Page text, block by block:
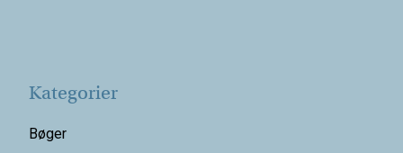
Kategorier
Bøger